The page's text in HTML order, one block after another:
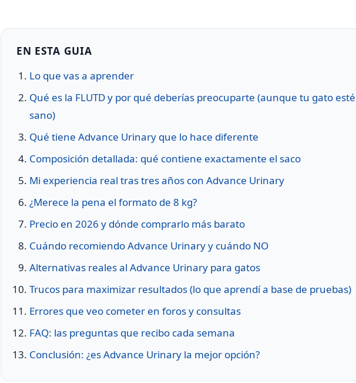
EN ESTA GUIA
Lo que vas a aprender
Qué es la FLUTD y por qué deberías preocuparte (aunque tu gato esté
sano)
Qué tiene Advance Urinary que lo hace diferente
Composición detallada: qué contiene exactamente el saco
Mi experiencia real tras tres años con Advance Urinary
¿Merece la pena el formato de 8 kg?
Precio en 2026 y dónde comprarlo más barato
Cuándo recomiendo Advance Urinary y cuándo NO
Alternativas reales al Advance Urinary para gatos
Trucos para maximizar resultados (lo que aprendí a base de pruebas)
Errores que veo cometer en foros y consultas
FAQ: las preguntas que recibo cada semana
Conclusión: ¿es Advance Urinary la mejor opción?